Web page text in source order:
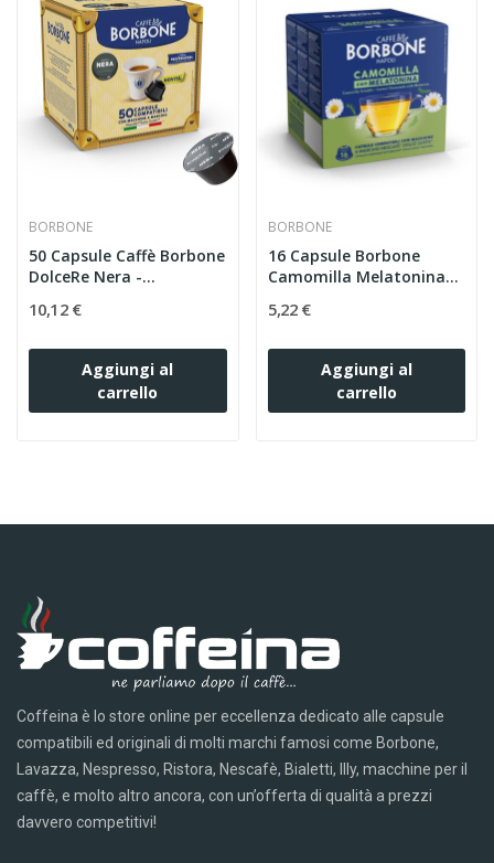
BORBONE
50 Capsule Caffè Borbone
DolceRe Nera -...
10,12 €
Aggiungi al
carrello
BORBONE
16 Capsule Borbone
Camomilla Melatonina
5,22 €
Aggiungi al
carrello
Coffeina è lo store online per eccellenza dedicato alle capsule
compatibili ed originali di molti marchi famosi come Borbone,
Lavazza, Nespresso, Ristora, Nescafè, Bialetti, Illy, macchine per il
caffè, e molto altro ancora, con un’offerta di qualità a prezzi
davvero competitivi!